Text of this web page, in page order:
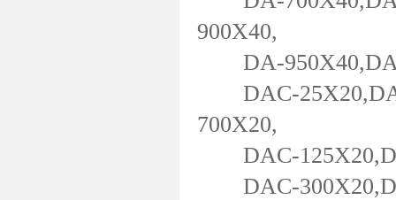
900X40,
DA-950X40,DA-
DAC-
700X20,
DAC-
DAC-